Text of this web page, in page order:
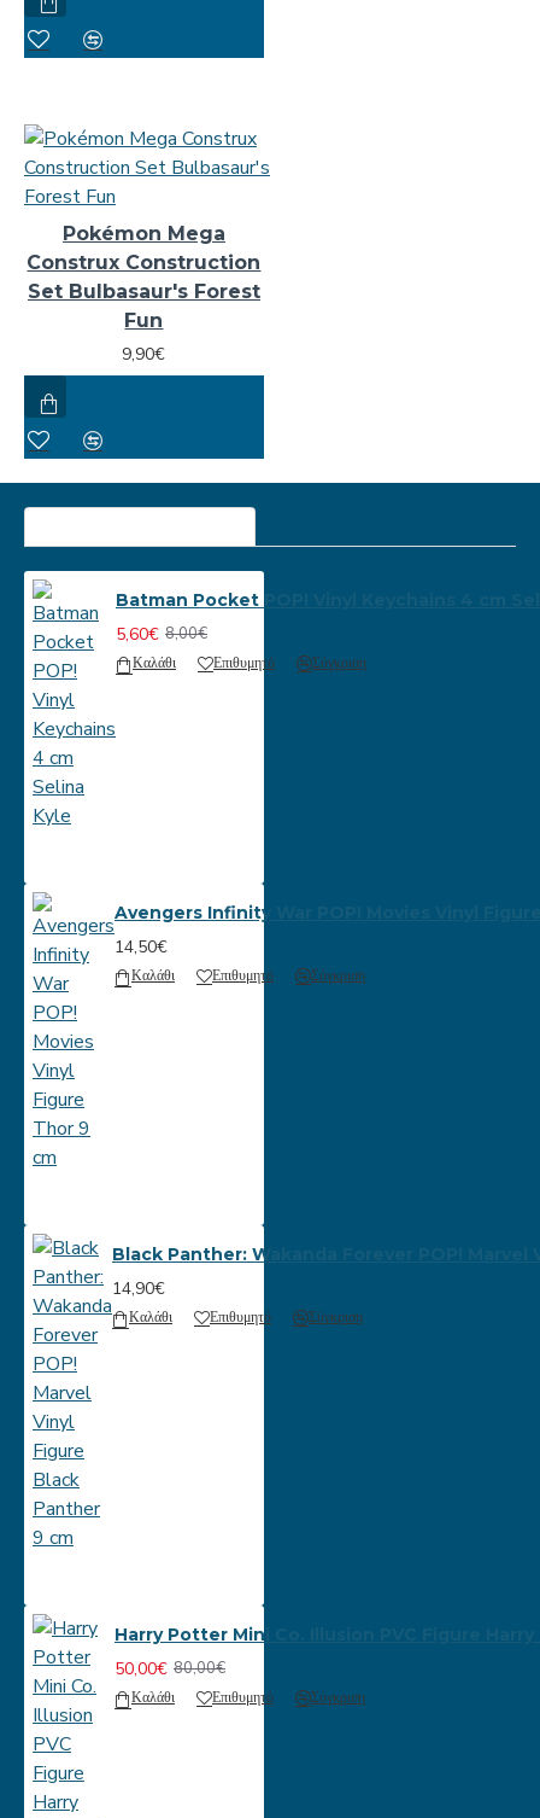
Pokémon Mega
Construx Construction
Set Bulbasaur's Forest
Fun
9,90€
Batman Pocket POP! Vinyl Keychains 4 cm
5,60€ 8,00€
Καλάθι Επιθυμητό Σύγκριση
Avengers Infinity War POP! Movies Vinyl
14,50€
Καλάθι Επιθυμητό Σύγκριση
Black Panther: Wakanda Forever POP!
14,90€
Καλάθι Επιθυμητό Σύγκριση
Harry Potter Mini Co. Illusion PVC Figure
50,00€ 80,00€
Καλάθι Επιθυμητό Σύγκριση